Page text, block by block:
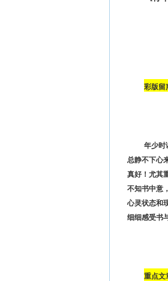
彩版留
年少时
总静不下心
真好！尤其
不知书中意
心灵状态和
细细感受书
重点文